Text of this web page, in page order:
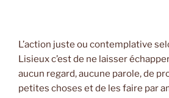
L’action juste ou contemplative
Lisieux c’est de ne laisser
aucun regard, aucune parole, de
petites choses et de les faire par